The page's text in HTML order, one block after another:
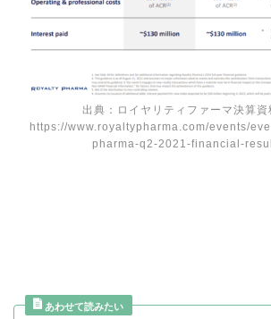
出典：ロイヤリティファーマ決算
https://www.royaltypharma.com/events/
pharma-q2-2021-financial-